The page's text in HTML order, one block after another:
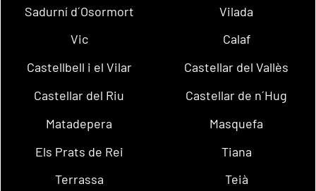
Sadurní d´Osormort
Vilada
Vic
Calaf
Castellbell i el Vilar
Castellar del Vallès
Castellar del Riu
Castellar de n´Hug
Matadepera
Masquefa
Els Prats de Rei
Tiana
Terrassa
Teià